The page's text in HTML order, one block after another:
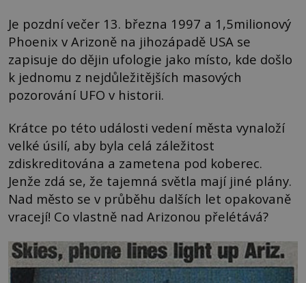
Je pozdní večer 13. března 1997 a 1,5milionový
Phoenix v Arizoně na jihozápadě USA se
zapisuje do dějin ufologie jako místo, kde došlo
k jednomu z nejdůležitějších masových
pozorování UFO v historii.
Krátce po této události vedení města vynaloží
velké úsilí, aby byla celá záležitost
zdiskreditována a zametena pod koberec.
Jenže zdá se, že tajemná světla mají jiné plány.
Nad město se v průběhu dalších let opakovaně
vracejí! Co vlastně nad Arizonou přelétává?